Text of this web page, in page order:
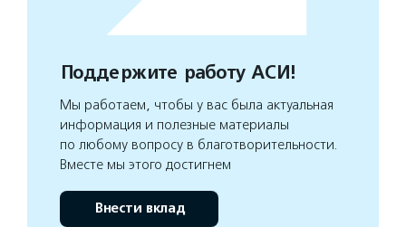
Поддержите работу АСИ!
Мы работаем, чтобы у вас была актуальная
информация и полезные материалы
по любому вопросу в благотворительности.
Вместе мы этого достигнем
Внести вклад